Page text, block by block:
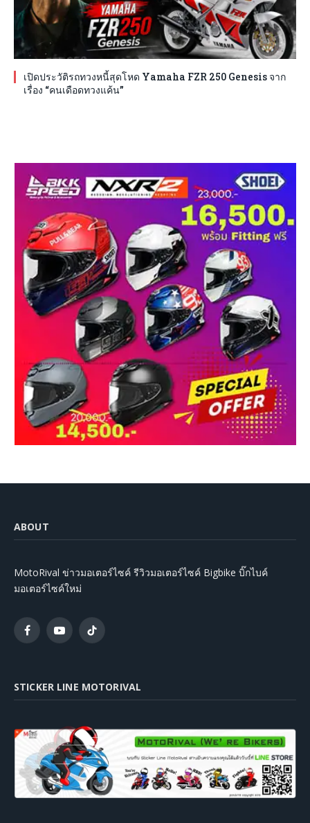
เปิดประวัติรถทวงหนี้สุดโหด Yamaha FZR 250 Genesis จาก
เรื่อง “คนเดือดทวงแค้น”
ABOUT
MotoRival ข่าวมอเตอร์ไซค์ รีวิวมอเตอร์ไซค์ Bigbike บิ๊กไบค์
มอเตอร์ไซค์ใหม่
FacebookYouTubeTikTok
STICKER LINE MOTORIVAL